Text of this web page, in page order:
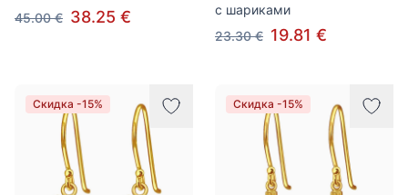
45.00 € 38.25 €
с шариками
23.30 € 19.81 €
Скидка -15% Скидка -15%